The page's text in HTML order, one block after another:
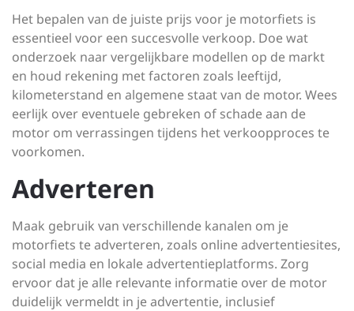
Het bepalen van de juiste prijs voor je motorfiets is
essentieel voor een succesvolle verkoop. Doe wat
onderzoek naar vergelijkbare modellen op de markt
en houd rekening met factoren zoals leeftijd,
kilometerstand en algemene staat van de motor. Wees
eerlijk over eventuele gebreken of schade aan de
motor om verrassingen tijdens het verkoopproces te
voorkomen.
Adverteren
Maak gebruik van verschillende kanalen om je
motorfiets te adverteren, zoals online advertentiesites,
social media en lokale advertentieplatforms. Zorg
ervoor dat je alle relevante informatie over de motor
duidelijk vermeldt in je advertentie, inclusief